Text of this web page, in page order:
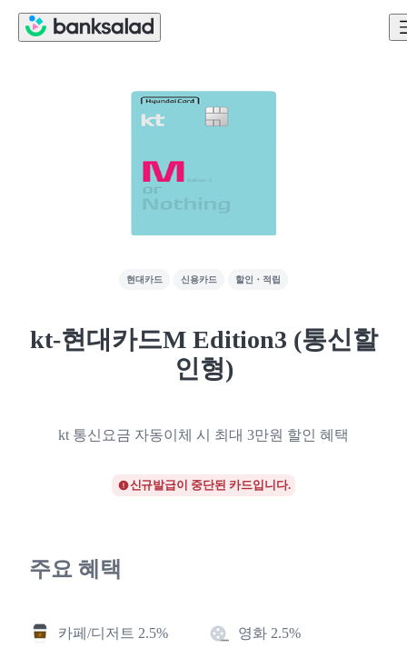
현대카드 신용카드 할인・적립
kt-현대카드M Edition3 (통신할
인형)
kt 통신요금 자동이체 시 최대 3만원 할인 혜택
신규발급이 중단된 카드입니다.
주요 혜택
카페/디저트 2.5% 영화 2.5%